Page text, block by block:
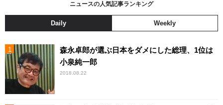
ニュースの人気記事ランキング
Daily Weekly
森永卓郎が選ぶ日本をダメにした総理、1位は
小泉純一郎
2018.08.22